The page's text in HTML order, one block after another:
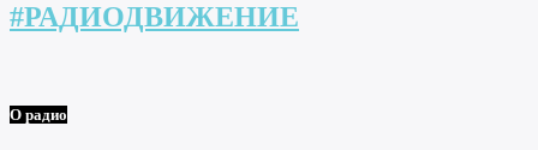
#РАДИОДВИЖЕНИЕ
О радио